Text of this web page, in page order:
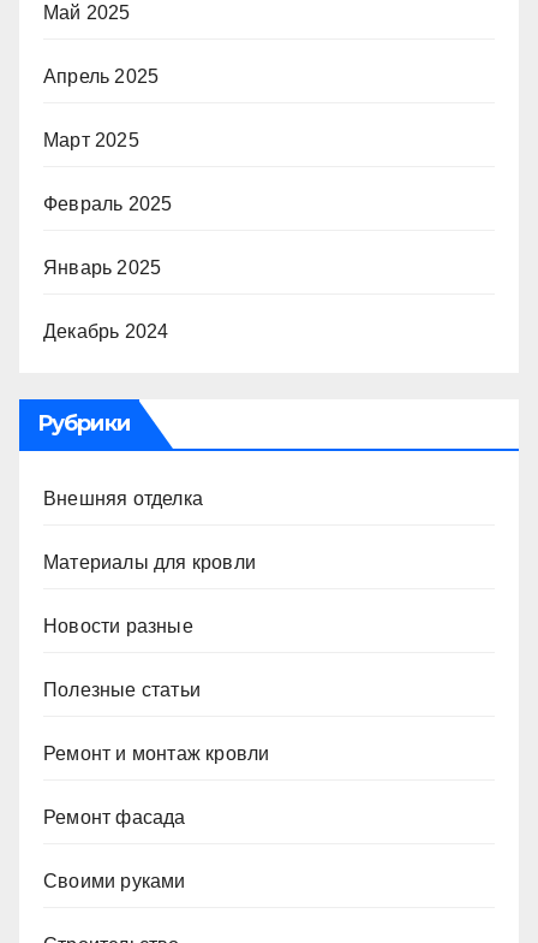
Май 2025
Апрель 2025
Март 2025
Февраль 2025
Январь 2025
Декабрь 2024
Рубрики
Внешняя отделка
Материалы для кровли
Новости разные
Полезные статьи
Ремонт и монтаж кровли
Ремонт фасада
Своими руками